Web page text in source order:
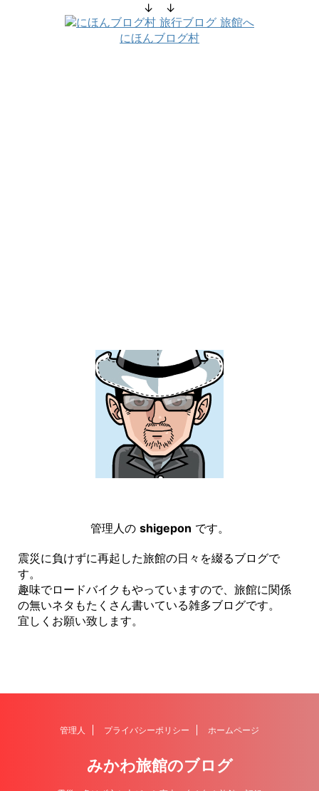
↓ ↓
にほんブログ村
管理人の shigepon です。
震災に負けずに再起した旅館の日々を綴るブログで
す。
趣味でロードバイクもやっていますので、旅館に関係
の無いネタもたくさん書いている雑多ブログです。
宜しくお願い致します。
管理人 プライバシーポリシー ホームページ
みかわ旅館のブログ